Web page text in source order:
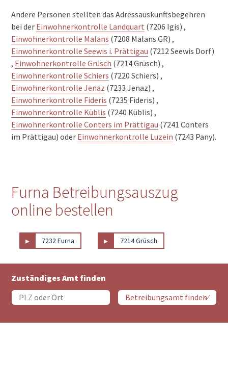
Andere Personen stellten das Adressauskunftsbegehren
bei der Einwohnerkontrolle Landquart (7206 Igis) ,
Einwohnerkontrolle Malans (7208 Malans GR) ,
Einwohnerkontrolle Seewis i. Prättigau (7212 Seewis Dorf)
, Einwohnerkontrolle Grüsch (7214 Grüsch) ,
Einwohnerkontrolle Schiers (7220 Schiers) ,
Einwohnerkontrolle Jenaz (7233 Jenaz) ,
Einwohnerkontrolle Fideris (7235 Fideris) ,
Einwohnerkontrolle Küblis (7240 Küblis) ,
Einwohnerkontrolle Conters im Prättigau (7241 Conters
im Prättigau) oder Einwohnerkontrolle Luzein (7243 Pany).
Furna Betreibungsauszug
online bestellen
▸ 7232 Furna ▸ 7214 Grüsch
Zuständiges Amt finden